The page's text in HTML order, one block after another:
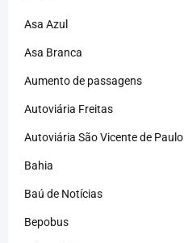
Asa Azul
Asa Branca
Aumento de passagens
Autoviária Freitas
Autoviária São Vicente de Paulo
Bahia
Baú de Notícias
Bepobus